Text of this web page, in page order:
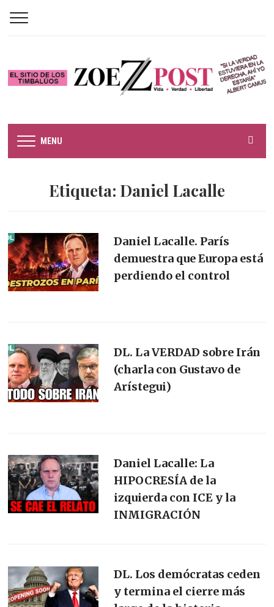
MENU
Etiqueta: Daniel Lacalle
Daniel Lacalle. París
demuestra que Europa está
perdiendo el control
DL. La VERDAD sobre Irán
(charla con Gustavo de
Arístegui)
Daniel Lacalle: La
HIPOCRESÍA de la
izquierda con ICE y la
INMIGRACIÓN
DL. Los demócratas ceden
y termina el cierre más